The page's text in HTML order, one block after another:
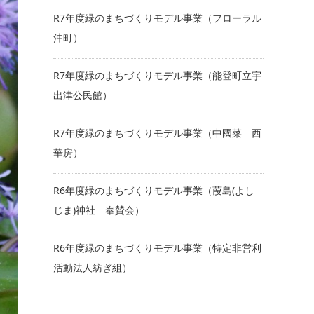
R7年度緑のまちづくりモデル事業（フローラル
沖町）
R7年度緑のまちづくりモデル事業（能登町立宇
出津公民館）
R7年度緑のまちづくりモデル事業（中國菜 西
華房）
R6年度緑のまちづくりモデル事業（葭島(よし
じま)神社 奉賛会）
R6年度緑のまちづくりモデル事業（特定非営利
活動法人紡ぎ組）